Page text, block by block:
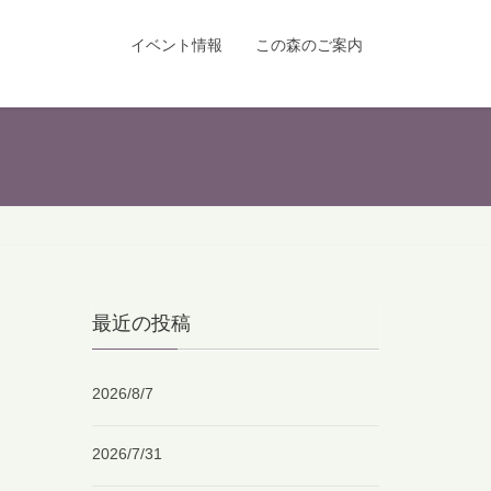
イベント情報 この森のご案内
最近の投稿
2026/8/7
2026/7/31